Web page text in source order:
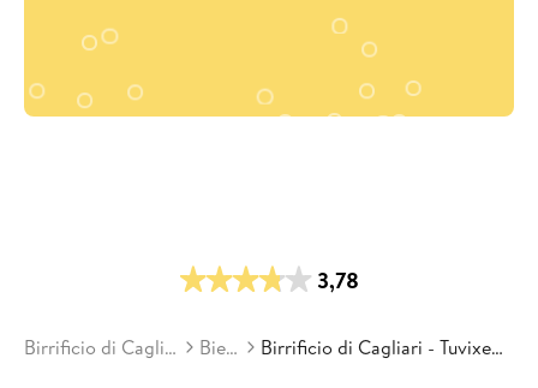
3,78
Birrificio di Cagliari Biere Birrificio di Cagliari - Tuvixeddu